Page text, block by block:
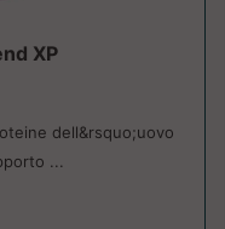
XP
dell&rsquo;uovo
...